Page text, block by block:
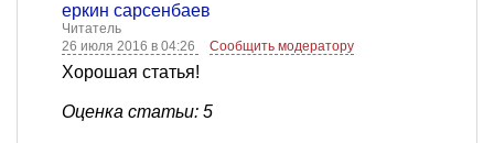
еркин сарсенбаев
Читатель
26 июля 2016 в 04:26
Сообщить модератору
Хорошая статья!
Оценка статьи: 5